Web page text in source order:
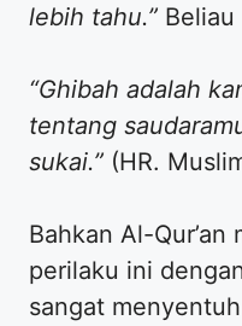
lebih tahu.” Beliau
“Ghibah adalah
tentang
sukai.” (HR.
​Bahkan Al-Qur’an
perilaku ini
sangat